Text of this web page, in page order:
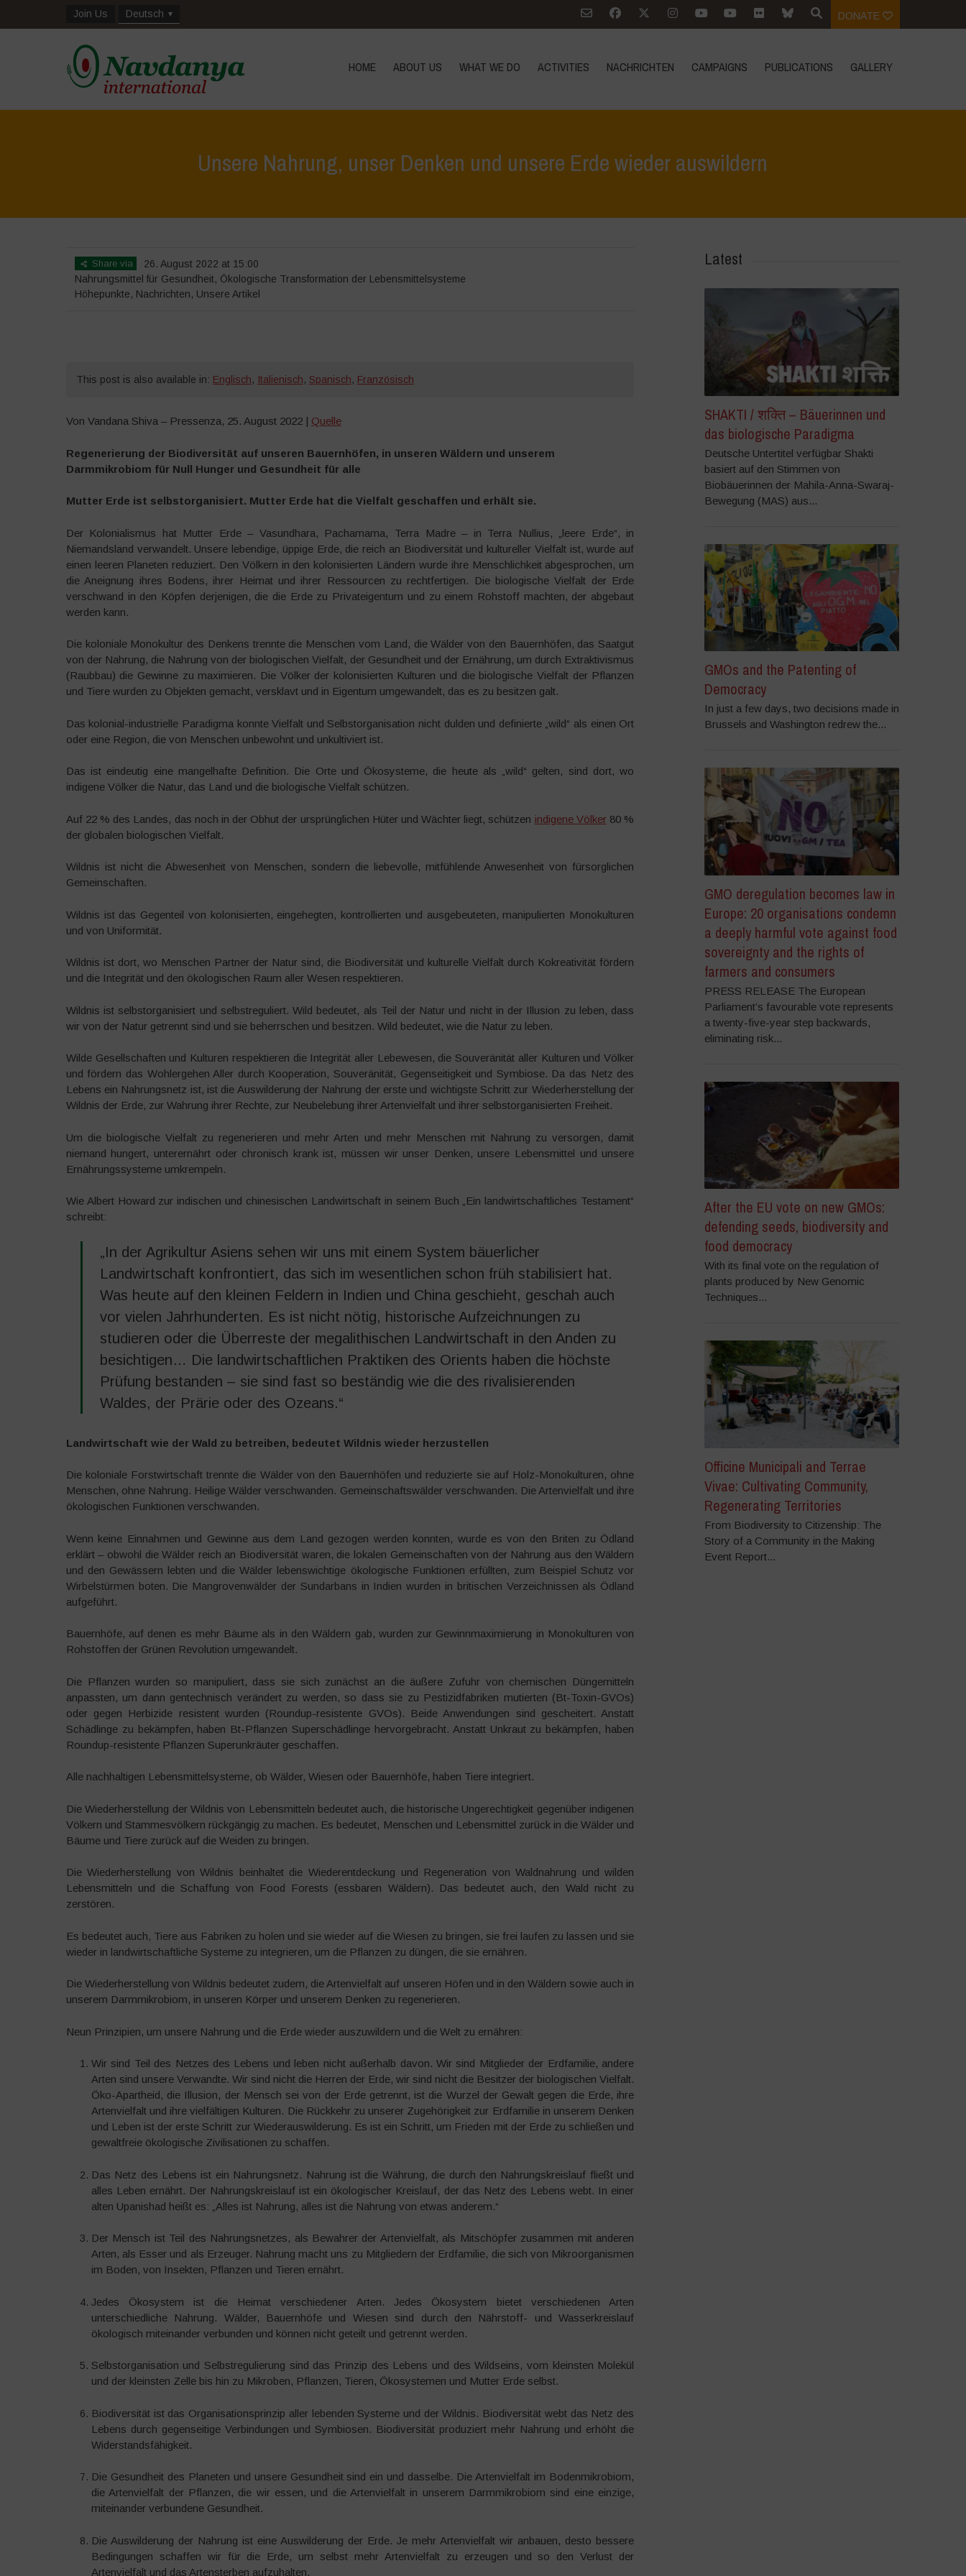
Join Us Deutsch DONATE
HOME ABOUT US WHAT WE DO ACTIVITIES NACHRICHTEN CAMPAIGNS PUBLICATIONS GALLERY
Unsere Nahrung, unser Denken und unsere Erde wieder auswildern
Share via
26. August 2022 at 15:00
Nahrungsmittel für Gesundheit, Ökologische Transformation der Lebensmittelsysteme
Höhepunkte, Nachrichten, Unsere Artikel
This post is also available in: Englisch, Italienisch, Spanisch, Französisch
Von Vandana Shiva – Pressenza, 25. August 2022 | Quelle
Regenerierung der Biodiversität auf unseren Bauernhöfen, in unseren Wäldern und unserem
Darmmikrobiom für Null Hunger und Gesundheit für alle
Mutter Erde ist selbstorganisiert. Mutter Erde hat die Vielfalt geschaffen und erhält sie.
Der Kolonialismus hat Mutter Erde – Vasundhara, Pachamama, Terra Madre – in Terra Nullius, „leere Erde“, in
Niemandsland verwandelt. Unsere lebendige, üppige Erde, die reich an Biodiversität und kultureller Vielfalt ist, wurde auf
einen leeren Planeten reduziert. Den Völkern in den kolonisierten Ländern wurde ihre Menschlichkeit abgesprochen, um
die Aneignung ihres Bodens, ihrer Heimat und ihrer Ressourcen zu rechtfertigen. Die biologische Vielfalt der Erde
verschwand in den Köpfen derjenigen, die die Erde zu Privateigentum und zu einem Rohstoff machten, der abgebaut
werden kann.
Die koloniale Monokultur des Denkens trennte die Menschen vom Land, die Wälder von den Bauernhöfen, das Saatgut
von der Nahrung, die Nahrung von der biologischen Vielfalt, der Gesundheit und der Ernährung, um durch Extraktivismus
(Raubbau) die Gewinne zu maximieren. Die Völker der kolonisierten Kulturen und die biologische Vielfalt der Pflanzen
und Tiere wurden zu Objekten gemacht, versklavt und in Eigentum umgewandelt, das es zu besitzen galt.
Das kolonial-industrielle Paradigma konnte Vielfalt und Selbstorganisation nicht dulden und definierte „wild“ als einen Ort
oder eine Region, die von Menschen unbewohnt und unkultiviert ist.
Das ist eindeutig eine mangelhafte Definition. Die Orte und Ökosysteme, die heute als „wild“ gelten, sind dort, wo
indigene Völker die Natur, das Land und die biologische Vielfalt schützen.
Auf 22 % des Landes, das noch in der Obhut der ursprünglichen Hüter und Wächter liegt, schützen indigene Völker80 %
der globalen biologischen Vielfalt.
Wildnis ist nicht die Abwesenheit von Menschen, sondern die liebevolle, mitfühlende Anwesenheit von fürsorglichen
Gemeinschaften.
Wildnis ist das Gegenteil von kolonisierten, eingehegten, kontrollierten und ausgebeuteten, manipulierten Monokulturen
und von Uniformität.
Wildnis ist dort, wo Menschen Partner der Natur sind, die Biodiversität und kulturelle Vielfalt durch Kokreativität fördern
und die Integrität und den ökologischen Raum aller Wesen respektieren.
Wildnis ist selbstorganisiert und selbstreguliert. Wild bedeutet, als Teil der Natur und nicht in der Illusion zu leben, dass
wir von der Natur getrennt sind und sie beherrschen und besitzen. Wild bedeutet, wie die Natur zu leben.
Wilde Gesellschaften und Kulturen respektieren die Integrität aller Lebewesen, die Souveränität aller Kulturen und Völker
und fördern das Wohlergehen Aller durch Kooperation, Souveränität, Gegenseitigkeit und Symbiose. Da das Netz des
Lebens ein Nahrungsnetz ist, ist die Auswilderung der Nahrung der erste und wichtigste Schritt zur Wiederherstellung der
Wildnis der Erde, zur Wahrung ihrer Rechte, zur Neubelebung ihrer Artenvielfalt und ihrer selbstorganisierten Freiheit.
Um die biologische Vielfalt zu regenerieren und mehr Arten und mehr Menschen mit Nahrung zu versorgen, damit
niemand hungert, unterernährt oder chronisch krank ist, müssen wir unser Denken, unsere Lebensmittel und unsere
Ernährungssysteme umkrempeln.
Wie Albert Howard zur indischen und chinesischen Landwirtschaft in seinem Buch „Ein landwirtschaftliches Testament“
schreibt:
„In der Agrikultur Asiens sehen wir uns mit einem System bäuerlicher
Landwirtschaft konfrontiert, das sich im wesentlichen schon früh stabilisiert hat.
Was heute auf den kleinen Feldern in Indien und China geschieht, geschah auch
vor vielen Jahrhunderten. Es ist nicht nötig, historische Aufzeichnungen zu
studieren oder die Überreste der megalithischen Landwirtschaft in den Anden zu
besichtigen… Die landwirtschaftlichen Praktiken des Orients haben die höchste
Prüfung bestanden – sie sind fast so beständig wie die des rivalisierenden
Waldes, der Prärie oder des Ozeans.“
Landwirtschaft wie der Wald zu betreiben, bedeutet Wildnis wieder herzustellen
Die koloniale Forstwirtschaft trennte die Wälder von den Bauernhöfen und reduzierte sie auf Holz-Monokulturen, ohne
Menschen, ohne Nahrung. Heilige Wälder verschwanden. Gemeinschaftswälder verschwanden. Die Artenvielfalt und ihre
ökologischen Funktionen verschwanden.
Wenn keine Einnahmen und Gewinne aus dem Land gezogen werden konnten, wurde es von den Briten zu Ödland
erklärt – obwohl die Wälder reich an Biodiversität waren, die lokalen Gemeinschaften von der Nahrung aus den Wäldern
und den Gewässern lebten und die Wälder lebenswichtige ökologische Funktionen erfüllten, zum Beispiel Schutz vor
Wirbelstürmen boten. Die Mangrovenwälder der Sundarbans in Indien wurden in britischen Verzeichnissen als Ödland
aufgeführt.
Bauernhöfe, auf denen es mehr Bäume als in den Wäldern gab, wurden zur Gewinnmaximierung in Monokulturen von
Rohstoffen der Grünen Revolution umgewandelt.
Die Pflanzen wurden so manipuliert, dass sie sich zunächst an die äußere Zufuhr von chemischen Düngemitteln
anpassten, um dann gentechnisch verändert zu werden, so dass sie zu Pestizidfabriken mutierten (Bt-Toxin-GVOs)
oder gegen Herbizide resistent wurden (Roundup-resistente GVOs). Beide Anwendungen sind gescheitert. Anstatt
Schädlinge zu bekämpfen, haben Bt-Pflanzen Superschädlinge hervorgebracht. Anstatt Unkraut zu bekämpfen, haben
Roundup-resistente Pflanzen Superunkräuter geschaffen.
Alle nachhaltigen Lebensmittelsysteme, ob Wälder, Wiesen oder Bauernhöfe, haben Tiere integriert.
Die Wiederherstellung der Wildnis von Lebensmitteln bedeutet auch, die historische Ungerechtigkeit gegenüber indigenen
Völkern und Stammesvölkern rückgängig zu machen. Es bedeutet, Menschen und Lebensmittel zurück in die Wälder und
Bäume und Tiere zurück auf die Weiden zu bringen.
Die Wiederherstellung von Wildnis beinhaltet die Wiederentdeckung und Regeneration von Waldnahrung und wilden
Lebensmitteln und die Schaffung von Food Forests (essbaren Wäldern). Das bedeutet auch, den Wald nicht zu
zerstören.
Es bedeutet auch, Tiere aus Fabriken zu holen und sie wieder auf die Wiesen zu bringen, sie frei laufen zu lassen und sie
wieder in landwirtschaftliche Systeme zu integrieren, um die Pflanzen zu düngen, die sie ernähren.
Die Wiederherstellung von Wildnis bedeutet zudem, die Artenvielfalt auf unseren Höfen und in den Wäldern sowie auch in
unserem Darmmikrobiom, in unseren Körper und unserem Denken zu regenerieren.
Neun Prinzipien, um unsere Nahrung und die Erde wieder auszuwildern und die Welt zu ernähren:
Wir sind Teil des Netzes des Lebens und leben nicht außerhalb davon. Wir sind Mitglieder der Erdfamilie, andere
Arten sind unsere Verwandte. Wir sind nicht die Herren der Erde, wir sind nicht die Besitzer der biologischen Vielfalt.
Öko-Apartheid, die Illusion, der Mensch sei von der Erde getrennt, ist die Wurzel der Gewalt gegen die Erde, ihre
Artenvielfalt und ihre vielfältigen Kulturen. Die Rückkehr zu unserer Zugehörigkeit zur Erdfamilie in unserem Denken
und Leben ist der erste Schritt zur Wiederauswilderung. Es ist ein Schritt, um Frieden mit der Erde zu schließen und
gewaltfreie ökologische Zivilisationen zu schaffen.
Das Netz des Lebens ist ein Nahrungsnetz. Nahrung ist die Währung, die durch den Nahrungskreislauf fließt und
alles Leben ernährt. Der Nahrungskreislauf ist ein ökologischer Kreislauf, der das Netz des Lebens webt. In einer
alten Upanishad heißt es: „Alles ist Nahrung, alles ist die Nahrung von etwas anderem.“
Der Mensch ist Teil des Nahrungsnetzes, als Bewahrer der Artenvielfalt, als Mitschöpfer zusammen mit anderen
Arten, als Esser und als Erzeuger. Nahrung macht uns zu Mitgliedern der Erdfamilie, die sich von Mikroorganismen
im Boden, von Insekten, Pflanzen und Tieren ernährt.
Jedes Ökosystem ist die Heimat verschiedener Arten. Jedes Ökosystem bietet verschiedenen Arten
unterschiedliche Nahrung. Wälder, Bauernhöfe und Wiesen sind durch den Nährstoff- und Wasserkreislauf
ökologisch miteinander verbunden und können nicht geteilt und getrennt werden.
Selbstorganisation und Selbstregulierung sind das Prinzip des Lebens und des Wildseins, vom kleinsten Molekül
und der kleinsten Zelle bis hin zu Mikroben, Pflanzen, Tieren, Ökosystemen und Mutter Erde selbst.
Biodiversität ist das Organisationsprinzip aller lebenden Systeme und der Wildnis. Biodiversität webt das Netz des
Lebens durch gegenseitige Verbindungen und Symbiosen. Biodiversität produziert mehr Nahrung und erhöht die
Widerstandsfähigkeit.
Die Gesundheit des Planeten und unsere Gesundheit sind ein und dasselbe. Die Artenvielfalt im Bodenmikrobiom,
die Artenvielfalt der Pflanzen, die wir essen, und die Artenvielfalt in unserem Darmmikrobiom sind eine einzige,
miteinander verbundene Gesundheit.
Die Auswilderung der Nahrung ist eine Auswilderung der Erde. Je mehr Artenvielfalt wir anbauen, desto bessere
Bedingungen schaffen wir für die Erde, um selbst mehr Artenvielfalt zu erzeugen und so den Verlust der
Artenvielfalt und das Artensterben aufzuhalten.
Latest
SHAKTI / शक्ति – Bäuerinnen und
das biologische Paradigma
Deutsche Untertitel verfügbar Shakti
basiert auf den Stimmen von
Biobäuerinnen der Mahila-Anna-Swaraj-
Bewegung (MAS) aus...
GMOs and the Patenting of
Democracy
In just a few days, two decisions made in
Brussels and Washington redrew the...
GMO deregulation becomes law in
Europe: 20 organisations condemn
a deeply harmful vote against food
sovereignty and the rights of
farmers and consumers
PRESS RELEASE The European
Parliament’s favourable vote represents
a twenty-five-year step backwards,
eliminating risk...
After the EU vote on new GMOs:
defending seeds, biodiversity and
food democracy
With its final vote on the regulation of
plants produced by New Genomic
Techniques...
Officine Municipali and Terrae
Vivae: Cultivating Community,
Regenerating Territories
From Biodiversity to Citizenship: The
Story of a Community in the Making
Event Report...